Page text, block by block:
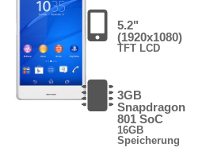
5.2"
(1920x1080)
TFT LCD
3GB
Snapdragon
801 SoC
16GB
Speicherung